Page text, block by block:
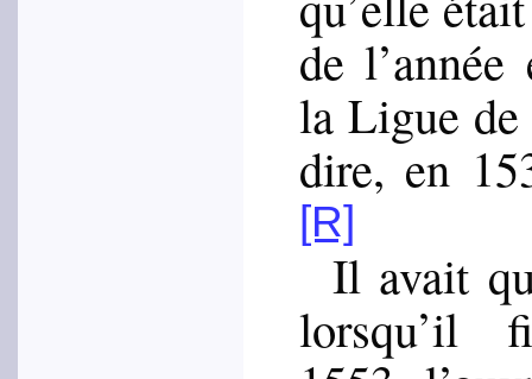
de
la Ligue de
dire, en
[R]
Il avait
lorsqu’il